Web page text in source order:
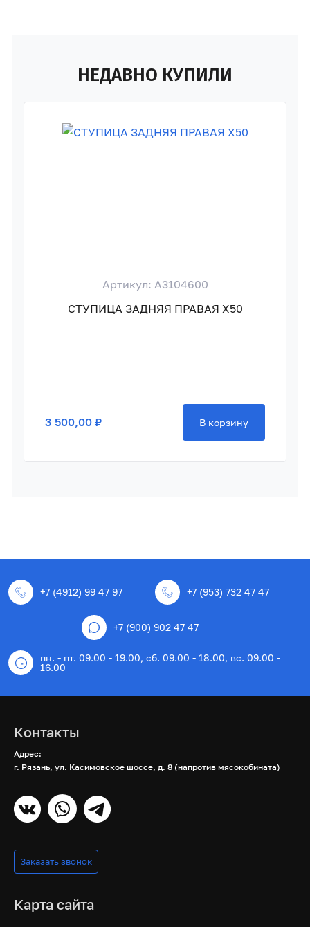
НЕДАВНО КУПИЛИ
Артикул: A3104600
СТУПИЦА ЗАДНЯЯ ПРАВАЯ X50
3 500,00 ₽ В корзину
+7 (4912) 99 47 97 +7 (953) 732 47 47
+7 (900) 902 47 47
пн. - пт. 09.00 - 19.00, сб. 09.00 - 18.00, вс. 09.00 -
16.00
Контакты
Адрес:
г. Рязань, ул. Касимовское шоссе, д. 8 (напротив мясокобината)
Заказать звонок
Карта сайта